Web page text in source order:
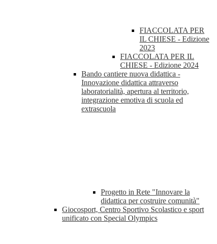
FIACCOLATA PER
IL CHIESE - Edizione
2023
FIACCOLATA PER IL
CHIESE - Edizione 2024
Bando cantiere nuova didattica -
Innovazione didattica attraverso
laboratorialità, apertura al territorio,
integrazione emotiva di scuola ed
extrascuola
Progetto in Rete "Innovare la
didattica per costruire comunità"
Giocosport, Centro Sportivo Scolastico e sport
unificato con Special Olympics